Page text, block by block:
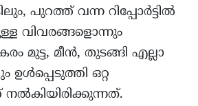
പുറത്ത് വന്ന റിപ്പോർട്ടിൽ
വിവരങ്ങളൊന്നും
മുട്ട, മീൻ, തുടങ്ങി എല്ലാ
ഉൾപ്പെടുത്തി ഒറ്റ
നൽകിയിരിക്കുന്നത്.